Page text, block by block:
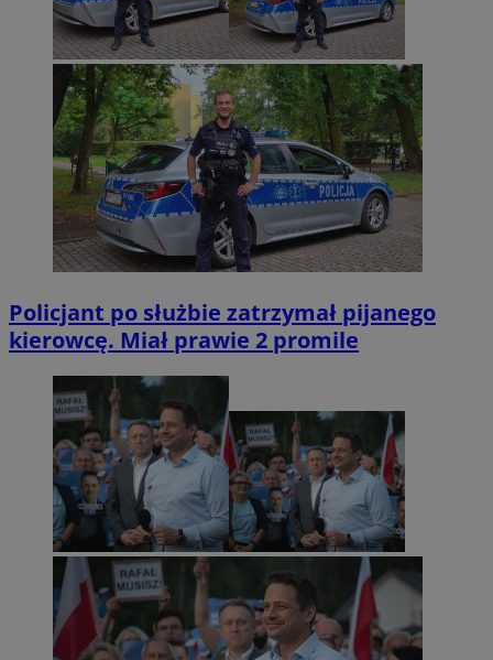
Policjant po służbie zatrzymał pijanego
kierowcę. Miał prawie 2 promile